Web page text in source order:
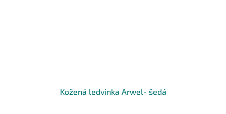
Kožená ledvinka Arwel- šedá